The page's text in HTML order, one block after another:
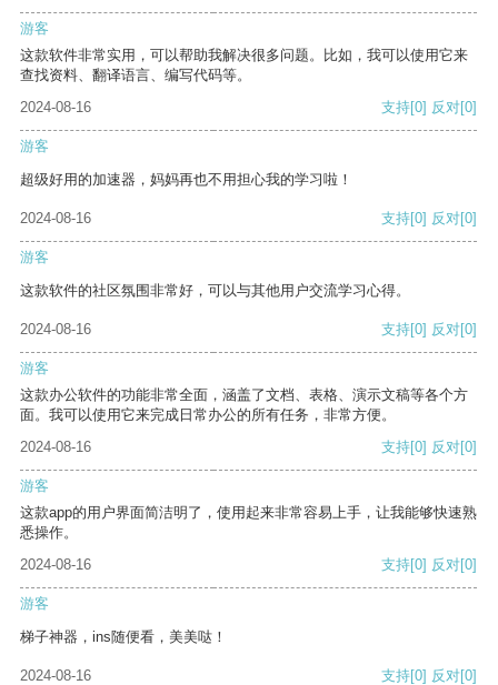
游客
这款软件非常实用，可以帮助我解决很多问题。比如，我可以使用它来
查找资料、翻译语言、编写代码等。
2024-08-16
支持[0] 反对[0]
游客
超级好用的加速器，妈妈再也不用担心我的学习啦！
2024-08-16 支持[0] 反对[0]
游客
这款软件的社区氛围非常好，可以与其他用户交流学习心得。
2024-08-16 支持[0] 反对[0]
游客
这款办公软件的功能非常全面，涵盖了文档、表格、演示文稿等各个方
面。我可以使用它来完成日常办公的所有任务，非常方便。
2024-08-16
支持[0] 反对[0]
游客
这款app的用户界面简洁明了，使用起来非常容易上手，让我能够快速熟
悉操作。
2024-08-16
支持[0] 反对[0]
游客
梯子神器，ins随便看，美美哒！
2024-08-16 支持[0] 反对[0]